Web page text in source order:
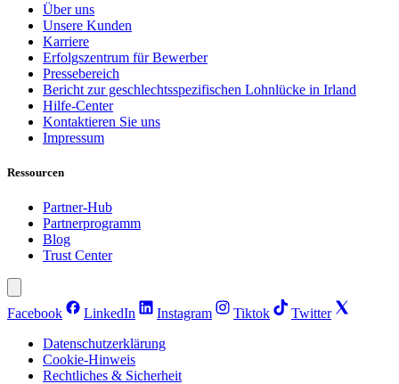
Über uns
Unsere Kunden
Karriere
Erfolgszentrum für Bewerber
Pressebereich
Bericht zur geschlechtsspezifischen Lohnlücke in Irland
Hilfe-Center
Kontaktieren Sie uns
Impressum
Ressourcen
Partner-Hub
Partnerprogramm
Blog
Trust Center
Facebook LinkedIn Instagram Tiktok
Twitter
Datenschutzerklärung
Cookie-Hinweis
Rechtliches & Sicherheit